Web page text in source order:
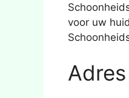
voor uw
Adres